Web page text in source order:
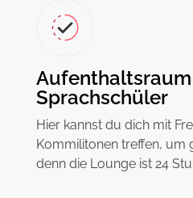
Sprachschüler
Hier kannst du dich mit
Kommilitonen treffen, um
denn die Lounge ist 24